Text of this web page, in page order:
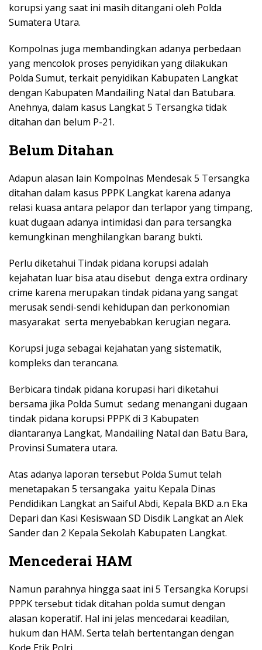
korupsi yang saat ini masih ditangani oleh Polda
Sumatera Utara.
Kompolnas juga membandingkan adanya perbedaan
yang mencolok proses penyidikan yang dilakukan
Polda Sumut, terkait penyidikan Kabupaten Langkat
dengan Kabupaten Mandailing Natal dan Batubara.
Anehnya, dalam kasus Langkat 5 Tersangka tidak
ditahan dan belum P-21.
Belum Ditahan
Adapun alasan lain Kompolnas Mendesak 5 Tersangka
ditahan dalam kasus PPPK Langkat karena adanya
relasi kuasa antara pelapor dan terlapor yang timpang,
kuat dugaan adanya intimidasi dan para tersangka
kemungkinan menghilangkan barang bukti.
Perlu diketahui Tindak pidana korupsi adalah
kejahatan luar bisa atau disebut denga extra ordinary
crime karena merupakan tindak pidana yang sangat
merusak sendi-sendi kehidupan dan perkonomian
masyarakat serta menyebabkan kerugian negara.
Korupsi juga sebagai kejahatan yang sistematik,
kompleks dan terancana.
Berbicara tindak pidana korupasi hari diketahui
bersama jika Polda Sumut sedang menangani dugaan
tindak pidana korupsi PPPK di 3 Kabupaten
diantaranya Langkat, Mandailing Natal dan Batu Bara,
Provinsi Sumatera utara.
Atas adanya laporan tersebut Polda Sumut telah
menetapakan 5 tersangaka yaitu Kepala Dinas
Pendidikan Langkat an Saiful Abdi, Kepala BKD a.n Eka
Depari dan Kasi Kesiswaan SD Disdik Langkat an Alek
Sander dan 2 Kepala Sekolah Kabupaten Langkat.
Mencederai HAM
Namun parahnya hingga saat ini 5 Tersangka Korupsi
PPPK tersebut tidak ditahan polda sumut dengan
alasan koperatif. Hal ini jelas mencedarai keadilan,
hukum dan HAM. Serta telah bertentangan dengan